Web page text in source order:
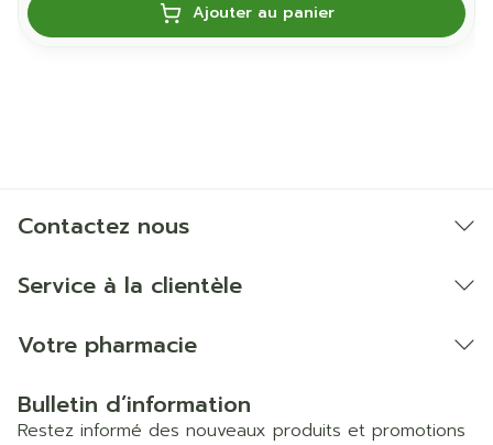
Ajouter au panier
Contactez nous
Service à la clientèle
Votre pharmacie
Bulletin d’information
Restez informé des nouveaux produits et promotions